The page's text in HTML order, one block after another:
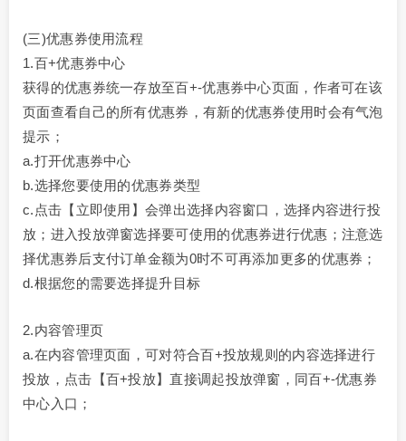
(三)优惠券使用流程
1.百+优惠券中心
获得的优惠券统一存放至百+-优惠券中心页面，作者可在该
页面查看自己的所有优惠券，有新的优惠券使用时会有气泡
提示；
a.打开优惠券中心
b.选择您要使用的优惠券类型
c.点击【立即使用】会弹出选择内容窗口，选择内容进行投
放；进入投放弹窗选择要可使用的优惠券进行优惠；注意选
择优惠券后支付订单金额为0时不可再添加更多的优惠券；
d.根据您的需要选择提升目标
2.内容管理页
a.在内容管理页面，可对符合百+投放规则的内容选择进行
投放，点击【百+投放】直接调起投放弹窗，同百+-优惠券
中心入口；